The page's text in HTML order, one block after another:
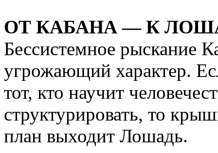
ОТ КАБАНА — К
Бессистемное рыскание
угрожающий характер.
тот, кто научит
структурировать, то
план выходит Лошадь.